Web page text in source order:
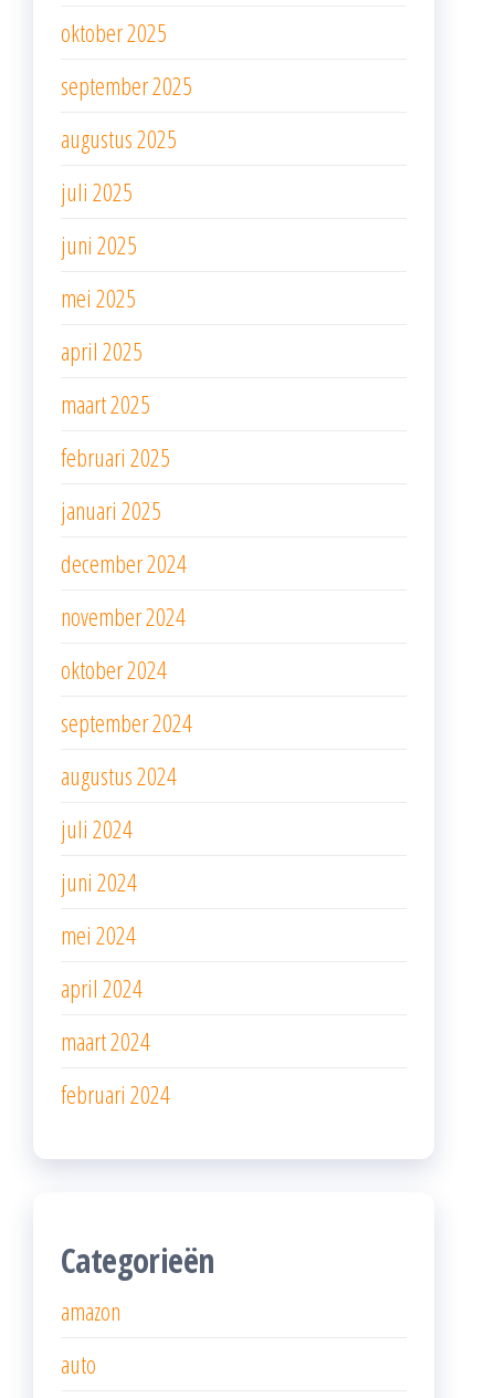
oktober 2025
september 2025
augustus 2025
juli 2025
juni 2025
mei 2025
april 2025
maart 2025
februari 2025
januari 2025
december 2024
november 2024
oktober 2024
september 2024
augustus 2024
juli 2024
juni 2024
mei 2024
april 2024
maart 2024
februari 2024
Categorieën
amazon
auto